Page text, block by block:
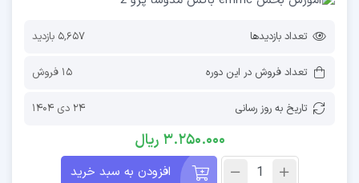
تعداد بازدیدها 5,657 بازدید
تعداد فروش در این دوره 15 فروش
تاریخ به روز رسانی 24 دی 1404
3.250.000 ریال
افزودن به سبد خرید